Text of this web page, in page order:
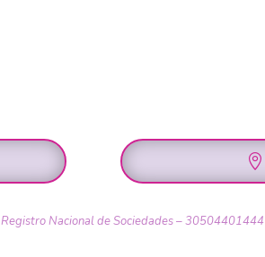
Registro Nacional de Sociedades – 30504401444